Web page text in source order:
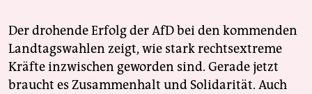
Der drohende Erfolg der AfD bei den kommenden
Landtagswahlen zeigt, wie stark rechtsextreme
Kräfte inzwischen geworden sind. Gerade jetzt
braucht es Zusammenhalt und Solidarität. Auch